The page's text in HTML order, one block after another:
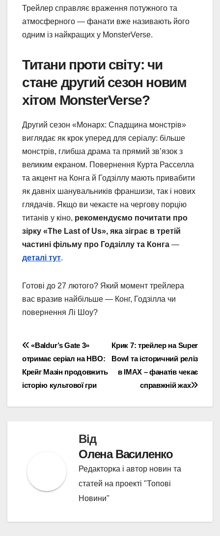
Трейлер справляє враження потужного та
атмосферного — фанати вже називають його
одним із найкращих у MonsterVerse.
Титани проти світу: чи
стане другий сезон новим
хітом MonsterVerse?
Другий сезон «Монарх: Спадщина монстрів»
виглядає як крок уперед для серіалу: більше
монстрів, глибша драма та прямий зв’язок з
великим екраном. Повернення Курта Расселла
та акцент на Конга й Годзіллу мають привабити
як давніх шанувальників франшизи, так і нових
глядачів. Якщо ви чекаєте на чергову порцію
титанів у кіно, рекомендуємо почитати про
зірку «The Last of Us», яка зіграє в третій
частині фільму про Годзіллу та Конга —
деталі тут.
Готові до 27 лютого? Який момент трейлера
вас вразив найбільше — Конг, Годзілла чи
повернення Лі Шоу?
Навігація
записів
Крик 7: трейлер на Super
Bowl та історичний реліз
в IMAX – фанатів чекає
справжній жах
«Baldur’s Gate 3»
отримає серіал на HBO:
Крейг Мазін продовжить
історію культової гри
Від
Олена Василенко
Редакторка і автор новин та
статей на проекті "Топові
Новини"